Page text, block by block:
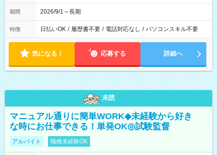
期間 2026/9/1～長期
特徴 日払いOK / 履歴書不要 / 電話対応なし / パソコンスキル不要
気になる！ 応募する 詳細へ
未読
マニュアル通りに簡単WORK◆未経験から好き
な時にお仕事できる！単発OK◎試験監督
アルバイト 職種未経験OK